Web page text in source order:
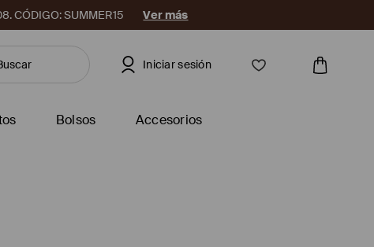
CÓDIGO: SUMMER15 Ver más
Iniciar sesión
Bolsos Accesorios